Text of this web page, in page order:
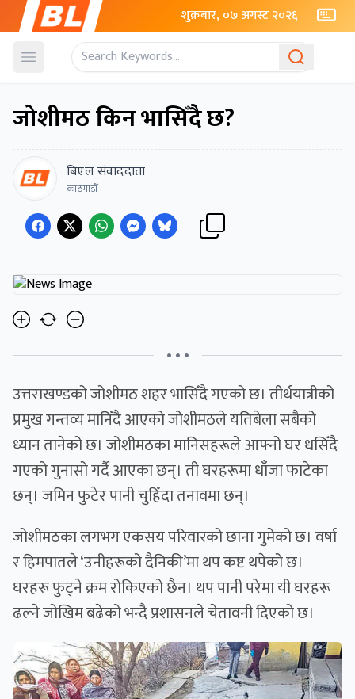
शुक्रबार, ०७ अगस्ट २०२६
Open menu
जोशीमठ किन भासिँदै छ?
बिएल संवाददाता
काठमाडाैँ
• • •
उत्तराखण्डको जोशीमठ शहर भासिँदै गएको छ। तीर्थयात्रीको
प्रमुख गन्तव्य मानिँदै आएको जोशीमठले यतिबेला सबैको
ध्यान तानेको छ। जोशीमठका मानिसहरूले आफ्नो घर धसिँदै
गएको गुनासो गर्दै आएका छन्। ती घरहरूमा धाँजा फाटेका
छन्। जमिन फुटेर पानी चुहिँदा तनावमा छन्।
जोशीमठका लगभग एकसय परिवारको छाना गुमेको छ। वर्षा
र हिमपातले ‘उनीहरूको दैनिकी’मा थप कष्ट थपेको छ।
घरहरू फुट्ने क्रम रोकिएको छैन। थप पानी परेमा यी घरहरू
ढल्ने जोखिम बढेको भन्दै प्रशासनले चेतावनी दिएको छ।